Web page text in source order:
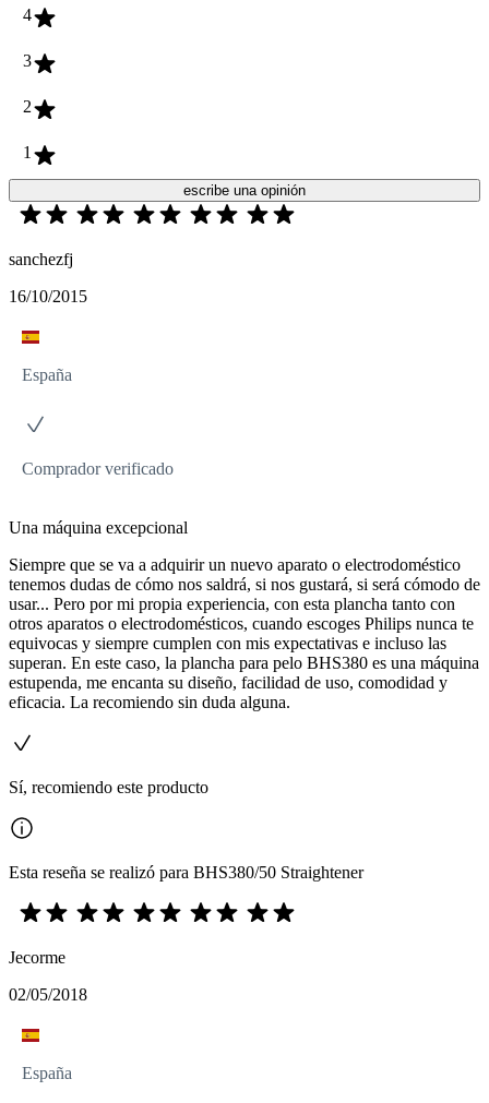
4
3
2
1
escribe una opinión
sanchezfj
16/10/2015
España
Comprador verificado
Una máquina excepcional
Siempre que se va a adquirir un nuevo aparato o electrodoméstico
tenemos dudas de cómo nos saldrá, si nos gustará, si será cómodo de
usar... Pero por mi propia experiencia, con esta plancha tanto con
otros aparatos o electrodomésticos, cuando escoges Philips nunca te
equivocas y siempre cumplen con mis expectativas e incluso las
superan. En este caso, la plancha para pelo BHS380 es una máquina
estupenda, me encanta su diseño, facilidad de uso, comodidad y
eficacia. La recomiendo sin duda alguna.
Sí, recomiendo este producto
Esta reseña se realizó para BHS380/50 Straightener
Jecorme
02/05/2018
España